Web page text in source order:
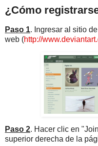
¿Cómo
Paso 1. Ingresar al sitio
web (http://
Paso 2. Hacer clic en
superior derecha de la